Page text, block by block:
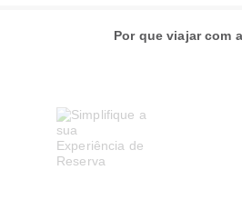
Por que viajar com